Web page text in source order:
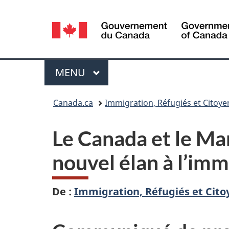
Sélection
de
la
langue
Menu
MENU PRINCIPAL
Canada.ca Immigration, Réfugiés et
Le Canada et le
nouvel élan à
De : Immigration, Réfugiés et